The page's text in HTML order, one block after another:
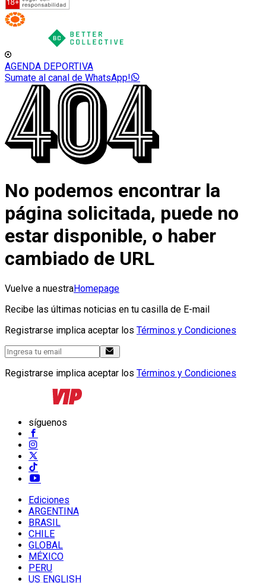
AGENDA DEPORTIVA
Sumate al canal de WhatsApp!
No podemos encontrar la
página solicitada, puede no
estar disponible, o haber
cambiado de URL
Vuelve a nuestraHomepage
Recibe las últimas noticias en tu casilla de E-mail
Registrarse implica aceptar los Términos y Condiciones
Registrarse implica aceptar los Términos y Condiciones
síguenos
Ediciones
ARGENTINA
BRASIL
CHILE
GLOBAL
MÉXICO
PERU
US ENGLISH